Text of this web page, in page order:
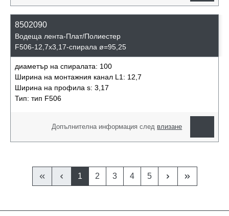
8502090
Водеща лента-Плат/Полиестер
F506-12,7x3,17-спирала ø=95,25
диаметър на спиралата: 100
Ширина на монтажния канал L1: 12,7
Ширина на профила s: 3,17
Тип: тип F506
Допълнителна информация след влизане
1 2 3 4 5